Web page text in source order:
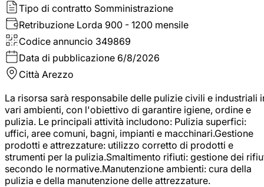
Tipo di contratto Somministrazione
Retribuzione Lorda 900 - 1200 mensile
Codice annuncio 349869
Data di pubblicazione 6/8/2026
Città Arezzo
La risorsa sarà responsabile delle pulizie civili e industriali
vari ambienti, con l'obiettivo di garantire igiene, ordine e
pulizia. Le principali attività includono: Pulizia superfici:
uffici, aree comuni, bagni, impianti e macchinari.Gestione
prodotti e attrezzature: utilizzo corretto di prodotti e
strumenti per la pulizia.Smaltimento rifiuti: gestione dei
secondo le normative.Manutenzione ambienti: cura della
pulizia e della manutenzione delle attrezzature.